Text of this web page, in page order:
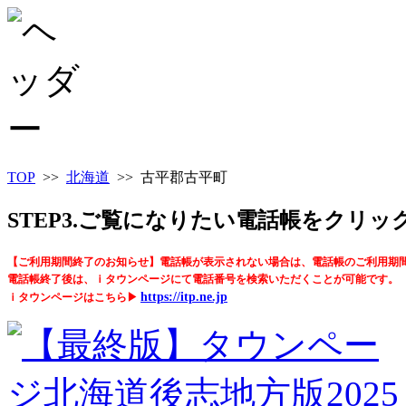
TOP >> 北海道 >> 古平郡古平町
STEP3.ご覧になりたい電話帳をクリッ
【ご利用期間終了のお知らせ】電話帳が表示されない場合は、電話帳のご利用期
電話帳終了後は、ｉタウンページにて電話番号を検索いただくことが可能です。
ｉタウンページはこちら▶ https://itp.ne.jp